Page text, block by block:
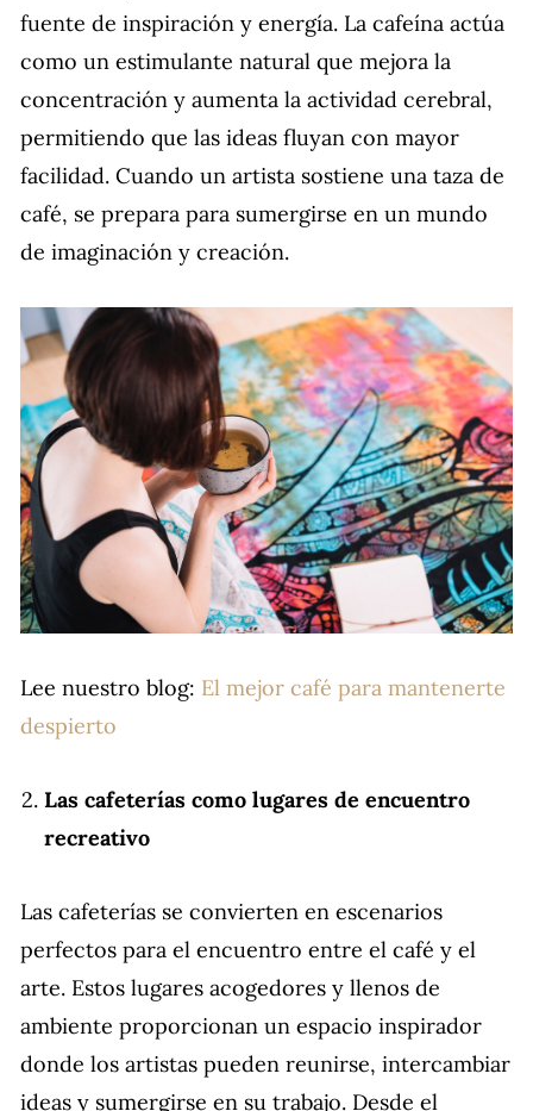
fuente de inspiración y energía. La cafeína actúa
como un estimulante natural que mejora la
concentración y aumenta la actividad cerebral,
permitiendo que las ideas fluyan con mayor
facilidad. Cuando un artista sostiene una taza de
café, se prepara para sumergirse en un mundo
de imaginación y creación.
Lee nuestro blog: El mejor café para mantenerte
despierto
Las cafeterías como lugares de encuentro
recreativo
Las cafeterías se convierten en escenarios
perfectos para el encuentro entre el café y el
arte. Estos lugares acogedores y llenos de
ambiente proporcionan un espacio inspirador
donde los artistas pueden reunirse, intercambiar
ideas y sumergirse en su trabajo. Desde el